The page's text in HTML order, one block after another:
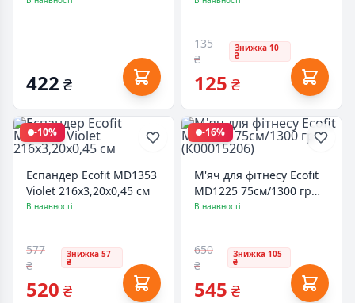
422 ₴
135
₴
Знижка 10
₴
125 ₴
-10%
Еспандер Ecofit MD1353
Violet 216х3,20х0,45 см
В наявності
577
₴
Знижка 57
₴
520 ₴
-16%
М'яч для фітнесу Ecofit
MD1225 75см/1300 гр
(К00015206)
В наявності
650
₴
Знижка 105
₴
545 ₴